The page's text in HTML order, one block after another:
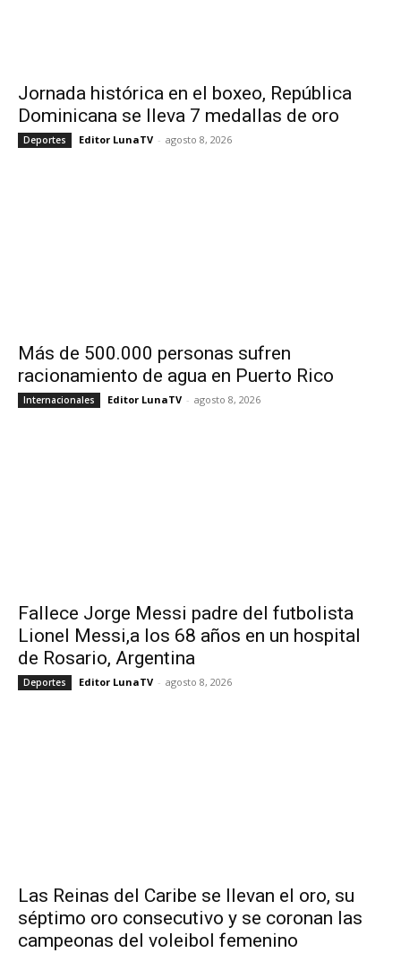
Jornada histórica en el boxeo, República
Dominicana se lleva 7 medallas de oro
Deportes Editor LunaTV - agosto 8, 2026
Más de 500.000 personas sufren
racionamiento de agua en Puerto Rico
Internacionales Editor LunaTV - agosto 8, 2026
Fallece Jorge Messi padre del futbolista
Lionel Messi,a los 68 años en un hospital
de Rosario, Argentina
Deportes Editor LunaTV - agosto 8, 2026
Las Reinas del Caribe se llevan el oro, su
séptimo oro consecutivo y se coronan las
campeonas del voleibol femenino